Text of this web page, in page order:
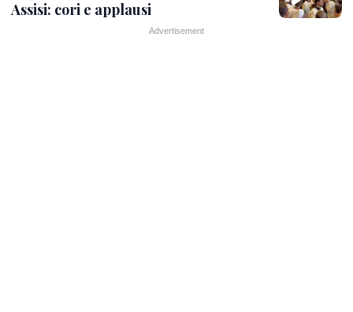
Assisi: cori e applausi